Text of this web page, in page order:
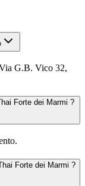
G.B. Vico 32,
Forte dei Marmi ?
Forte dei Marmi ?